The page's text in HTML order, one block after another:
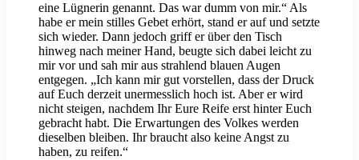
eine Lügnerin genannt. Das war dumm von mir.“ Als
habe er mein stilles Gebet erhört, stand er auf und setzte
sich wieder. Dann jedoch griff er über den Tisch
hinweg nach meiner Hand, beugte sich dabei leicht zu
mir vor und sah mir aus strahlend blauen Augen
entgegen. „Ich kann mir gut vorstellen, dass der Druck
auf Euch derzeit unermesslich hoch ist. Aber er wird
nicht steigen, nachdem Ihr Eure Reife erst hinter Euch
gebracht habt. Die Erwartungen des Volkes werden
dieselben bleiben. Ihr braucht also keine Angst zu
haben, zu reifen.“